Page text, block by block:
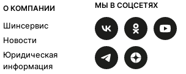
О КОМПАНИИ
Шинсервис
Новости
Юридическая
информация
МЫ В СОЦСЕТЯХ